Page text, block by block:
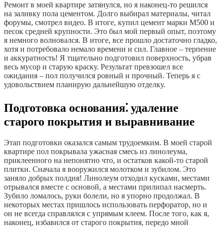
Ремонт в моей квартире затянулся, но я наконец-то решился
на заливку пола цементом. Долго выбирал материалы, читал
форумы, смотрел видео. В итоге, купил цемент марки М500 и
песок средней крупности. Это был мой первый опыт, поэтому
я немного волновался. В итоге, все прошло достаточно гладко,
хотя и потребовало немало времени и сил. Главное – терпение
и аккуратность! Я тщательно подготовил поверхность, убрав
весь мусор и старую краску. Результат превзошел все
ожидания – пол получился ровный и прочный. Теперь я с
удовольствием планирую дальнейшую отделку.
Подготовка основания⁚ удаление
старого покрытия и выравнивание
Этап подготовки оказался самым трудоемким. В моей старой
квартире пол покрывала ужасная смесь из линолеума,
приклеенного на непонятно что, и остатков какой-то старой
плитки. Сначала я вооружился молотком и зубилом. Это
заняло добрых полдня! Линолеум отходил кусками, местами
отрывался вместе с основой, а местами прилипал насмерть.
Зубило ломалось, руки болели, но я упорно продолжал. В
некоторых местах пришлось использовать перфоратор, но и
он не всегда справлялся с упрямым клеем. После того, как я,
наконец, избавился от старого покрытия, передо мной